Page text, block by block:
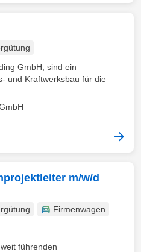
GmbH, sind ein
und Kraftwerksbau für die
m/w/d
Firmenwagen
führenden